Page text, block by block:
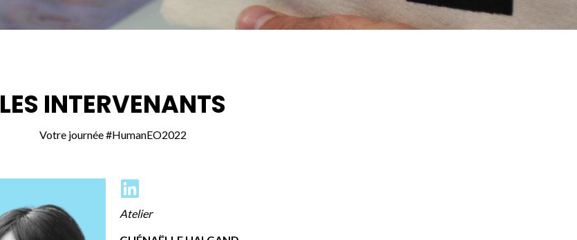
LES INTERVENANTS
Votre journée #HumanEO2022
Atelier